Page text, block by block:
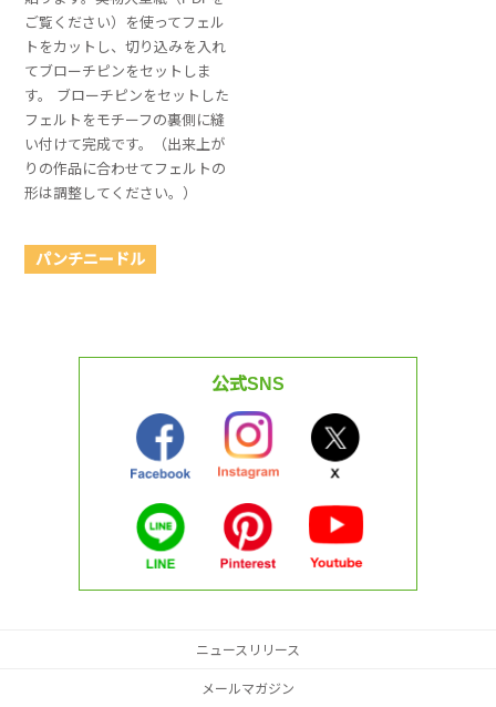
ご覧ください）を使ってフェル
トをカットし、切り込みを入れ
てブローチピンをセットしま
す。 ブローチピンをセットした
フェルトをモチーフの裏側に縫
い付けて完成です。（出来上が
りの作品に合わせてフェルトの
形は調整してください。）
パンチニードル
公式SNS
ニュースリリース
メールマガジン